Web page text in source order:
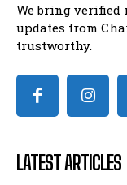
We bring verified
updates from
trustworthy.
LATEST ARTICLES